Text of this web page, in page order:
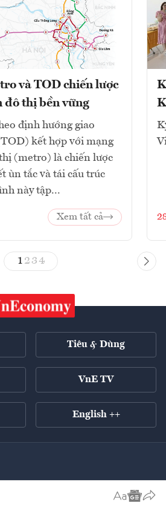
và TOD chiến lược
thị bền vững
định hướng giao
kết hợp với mạng
(metro) là chiến lược
ùn tắc và tái cấu trúc
này tập...
Xem tất cả
1 23 4
Tiêu & Dùng
VnE TV
English ++